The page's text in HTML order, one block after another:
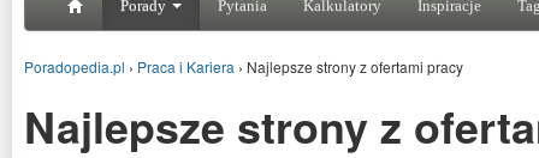
Porady Pytania Kalkulatory Inspiracje
Poradopedia.pl › Praca i Kariera › Najlepsze strony z ofertami pracy
Najlepsze strony z